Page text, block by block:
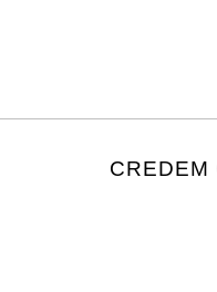
CREDEM